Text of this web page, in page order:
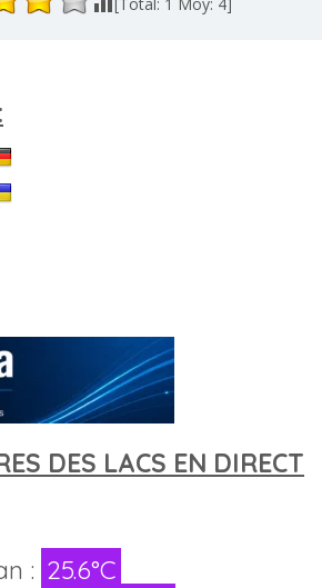
DES LACS EN DIRECT
: 25.6°C